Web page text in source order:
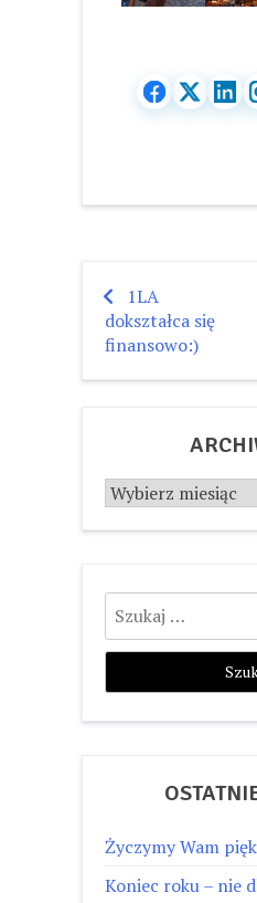
Nawigacja
wpisu
1LA
dokształca się
finansowo:)
Archiwum
Szukaj:
Życzymy Wam
Koniec roku – nie